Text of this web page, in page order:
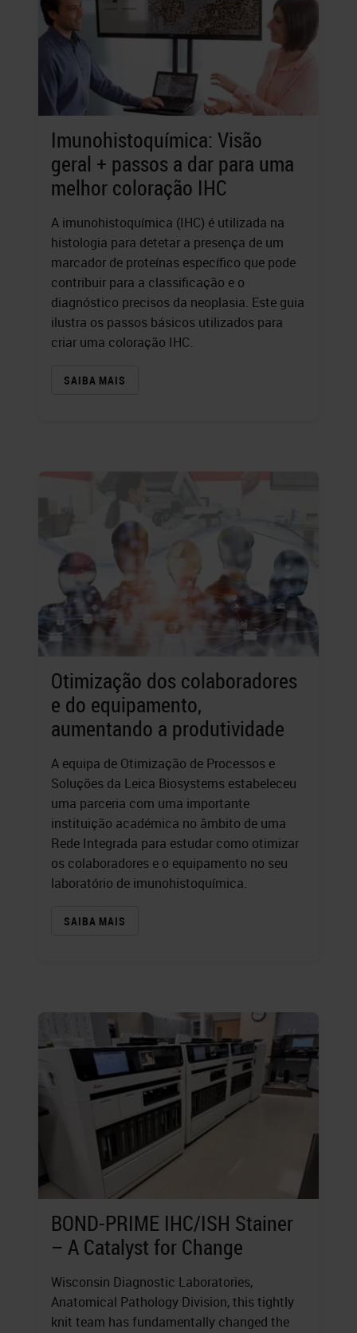
Imunohistoquímica: Visão
geral + passos a dar para uma
melhor coloração IHC
A imunohistoquímica (IHC) é utilizada na
histologia para detetar a presença de um
marcador de proteínas específico que pode
contribuir para a classificação e o
diagnóstico precisos da neoplasia. Este guia
ilustra os passos básicos utilizados para
criar uma coloração IHC.
SAIBA MAIS
Otimização dos colaboradores
e do equipamento,
aumentando a produtividade
A equipa de Otimização de Processos e
Soluções da Leica Biosystems estabeleceu
uma parceria com uma importante
instituição académica no âmbito de uma
Rede Integrada para estudar como otimizar
os colaboradores e o equipamento no seu
laboratório de imunohistoquímica.
SAIBA MAIS
BOND-PRIME IHC/ISH Stainer
– A Catalyst for Change
Wisconsin Diagnostic Laboratories,
Anatomical Pathology Division, this tightly
knit team has fundamentally changed the